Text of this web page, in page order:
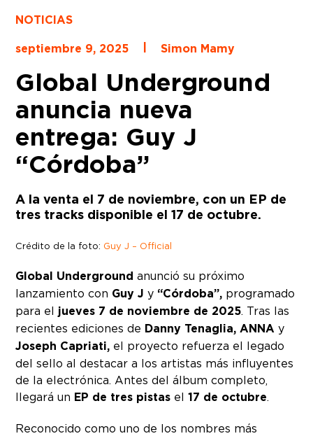
NOTICIAS
septiembre 9, 2025
Simon Mamy
Global Underground
anuncia nueva
entrega: Guy J
“Córdoba”
A la venta el 7 de noviembre, con un EP de
tres tracks disponible el 17 de octubre.
Crédito de la foto: Guy J – Official
Global Underground anunció su próximo
lanzamiento con Guy Jy “Córdoba”, programado
para el jueves 7 de noviembre de 2025. Tras las
recientes ediciones de Danny Tenaglia, ANNA y
Joseph Capriati, el proyecto refuerza el legado
del sello al destacar a los artistas más influyentes
de la electrónica. Antes del álbum completo,
llegará un EP de tres pistas el17 de octubre.
Reconocido como uno de los nombres más